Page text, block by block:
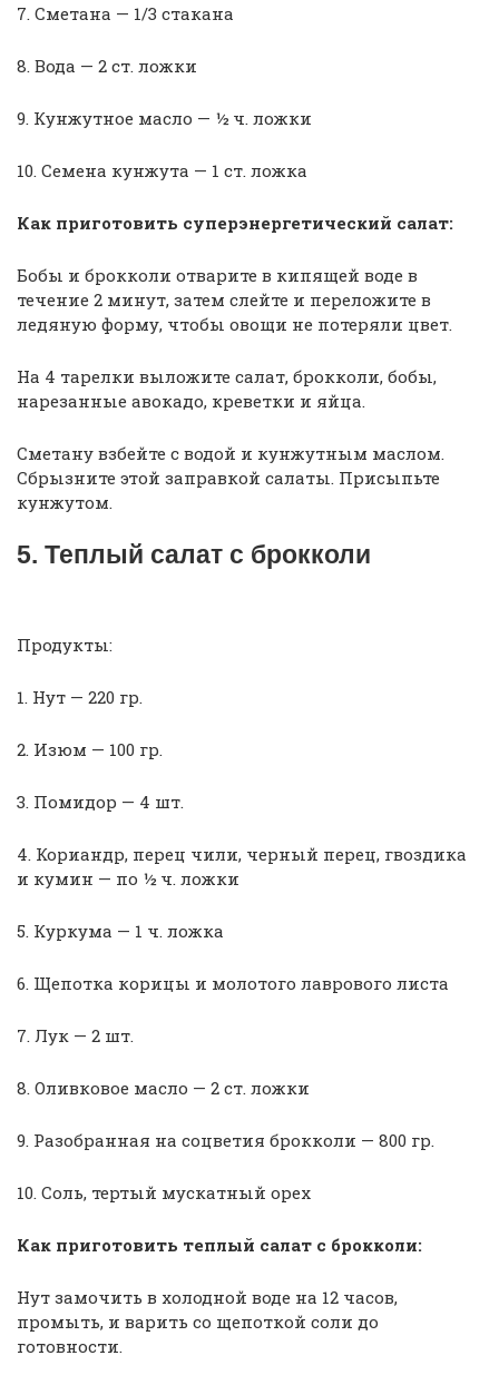
7. Сметана — 1/3 стакана
8. Вода — 2 ст. ложки
9. Кунжутное масло — ½ ч. ложки
10. Семена кунжута — 1 ст. ложка
Как приготовить суперэнергетический салат:
Бобы и брокколи отварите в кипящей воде в
течение 2 минут, затем слейте и переложите в
ледяную форму, чтобы овощи не потеряли цвет.
На 4 тарелки выложите салат, брокколи, бобы,
нарезанные авокадо, креветки и яйца.
Сметану взбейте с водой и кунжутным маслом.
Сбрызните этой заправкой салаты. Присыпьте
кунжутом.
5. Теплый салат с брокколи
Продукты:
1. Нут — 220 гр.
2. Изюм — 100 гр.
3. Помидор — 4 шт.
4. Кориандр, перец чили, черный перец, гвоздика
и кумин — по ½ ч. ложки
5. Куркума — 1 ч. ложка
6. Щепотка корицы и молотого лаврового листа
7. Лук — 2 шт.
8. Оливковое масло — 2 ст. ложки
9. Разобранная на соцветия брокколи — 800 гр.
10. Соль, тертый мускатный орех
Как приготовить теплый салат с брокколи:
Нут замочить в холодной воде на 12 часов,
промыть, и варить со щепоткой соли до
готовности.